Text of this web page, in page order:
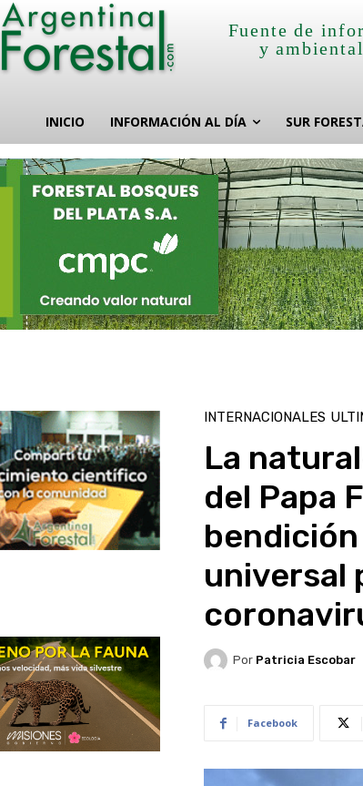
Fuente de
y
INICIO INFORMACIÓN AL DÍA SUR
INTERNACIONALES
La
del Papa
universal
Por Patricia Escobar
Facebook